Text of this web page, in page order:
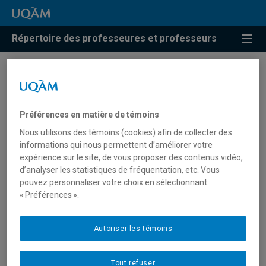
Répertoire des professeures et professeurs
Résultats de recherche pour
Renarhd, Camille
renarhd.camille@uqam.ca
Voix et mouvement
Préférences en matière de témoins
Nous utilisons des témoins (cookies) afin de collecter des
informations qui nous permettent d’améliorer votre
expérience sur le site, de vous proposer des contenus vidéo,
d’analyser les statistiques de fréquentation, etc. Vous
pouvez personnaliser votre choix en sélectionnant
« Préférences ».
Tout refuser
Autoriser les témoins